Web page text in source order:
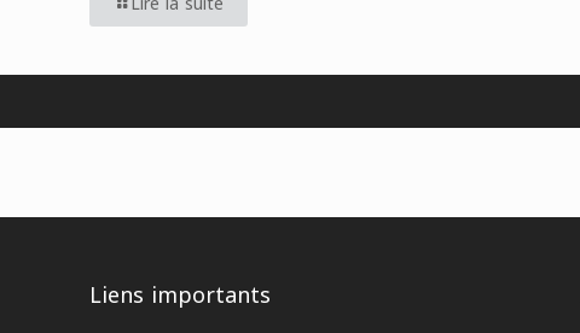
Liens importants